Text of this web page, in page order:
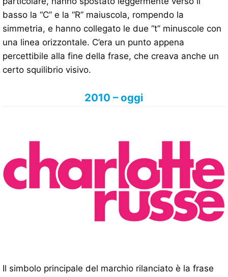
basso la “C” e la “R” maiuscola, rompendo la
simmetria, e hanno collegato le due “t” minuscole con
una linea orizzontale. C’era un punto appena
percettibile alla fine della frase, che creava anche un
certo squilibrio visivo.
2010 – oggi
Il simbolo principale del marchio rilanciato è la frase